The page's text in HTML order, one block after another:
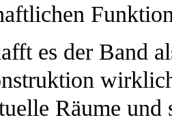
es der Band
Räume und